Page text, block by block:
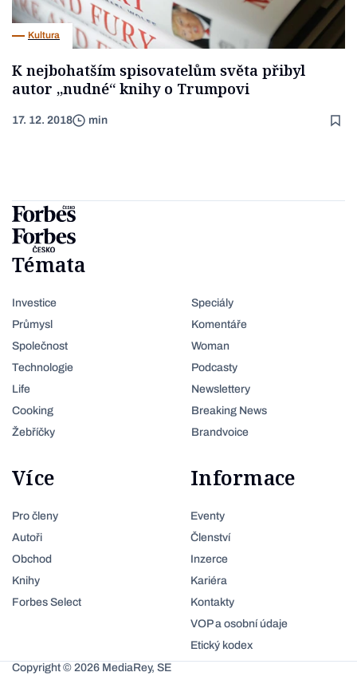
Kultura
K nejbohatším spisovatelům světa přibyl
autor „nudné“ knihy o Trumpovi
17. 12. 2018 min
Témata
Investice
Průmysl
Společnost
Technologie
Life
Cooking
Žebříčky
Speciály
Komentáře
Woman
Podcasty
Newslettery
Breaking News
Brandvoice
Více
Pro členy
Autoři
Obchod
Knihy
Forbes Select
Informace
Eventy
Členství
Inzerce
Kariéra
Kontakty
VOP a osobní údaje
Etický kodex
Copyright © 2026 MediaRey, SE